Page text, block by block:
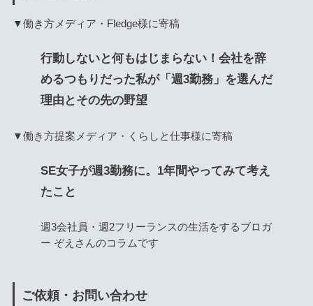
▼働き方メディア・Fledge様に寄稿
行動しないと何もはじまらない！会社を辞
めるつもりだった私が「週3勤務」を選んだ
理由とその先の野望
▼働き方提案メディア・くらしと仕事様に寄稿
SE女子が週3勤務に。1年間やってみて考え
たこと
週3会社員・週2フリーランスの生活をするブロガ
ー ぞえさんのコラムです
ご依頼・お問い合わせ